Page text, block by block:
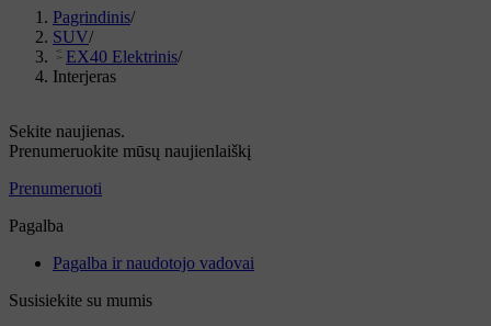
Pagrindinis/
SUV/
EX40 Elektrinis/
Interjeras